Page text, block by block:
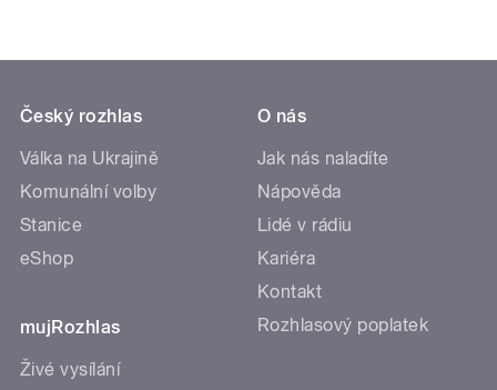
Český rozhlas
Válka na Ukrajině
Komunální volby
Stanice
eShop
mujRozhlas
Živé vysílání
O nás
Jak nás naladíte
Nápověda
Lidé v rádiu
Kariéra
Kontakt
Rozhlasový poplatek